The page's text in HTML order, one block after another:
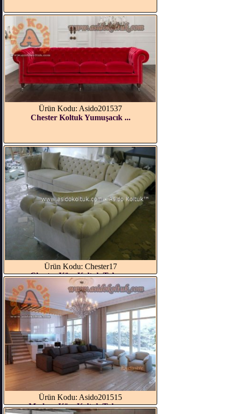
Ürün Kodu: Asido201537
Chester Koltuk Yumuşacık ...
Ürün Kodu: Chester17
Chester Köşe Koltuk Takım...
Ürün Kodu: Asido201515
Modern Köşe Koltuk Takımı...